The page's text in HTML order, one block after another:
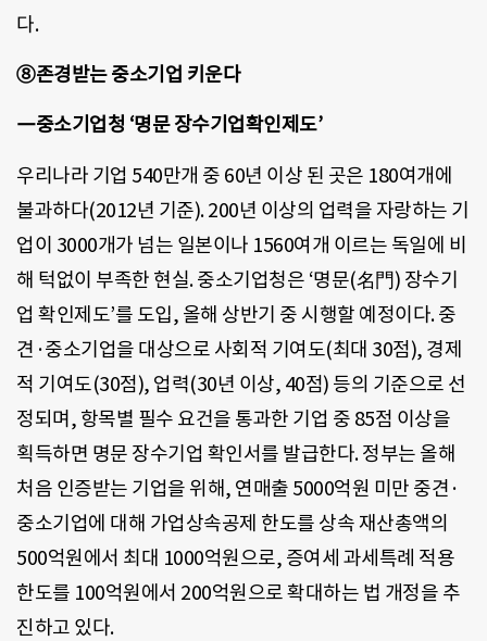
다.
⑧존경받는 중소기업 키운다
―중소기업청 ‘명문 장수기업확인제도’
우리나라 기업 540만개 중 60년 이상 된 곳은 180여개에
불과하다(2012년 기준). 200년 이상의 업력을 자랑하는 기
업이 3000개가 넘는 일본이나 1560여개 이르는 독일에 비
해 턱없이 부족한 현실. 중소기업청은 ‘명문(名門) 장수기
업 확인제도’를 도입, 올해 상반기 중 시행할 예정이다. 중
견·중소기업을 대상으로 사회적 기여도(최대 30점), 경제
적 기여도(30점), 업력(30년 이상, 40점) 등의 기준으로 선
정되며, 항목별 필수 요건을 통과한 기업 중 85점 이상을
획득하면 명문 장수기업 확인서를 발급한다. 정부는 올해
처음 인증받는 기업을 위해, 연매출 5000억원 미만 중견·
중소기업에 대해 가업상속공제 한도를 상속 재산총액의
500억원에서 최대 1000억원으로, 증여세 과세특례 적용
한도를 100억원에서 200억원으로 확대하는 법 개정을 추
진하고 있다.